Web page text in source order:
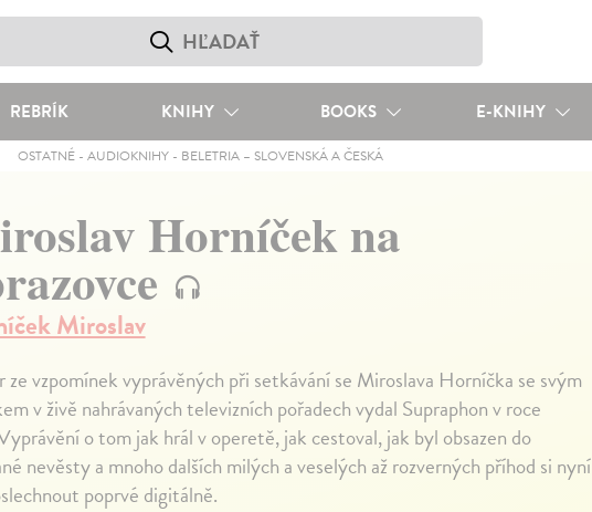
REBRÍK KNIHY BOOKS E-KNIHY
OSTATNÉ -AUDIOKNIHY - BELETRIA – SLOVENSKÁ A ČESKÁ
Horníček na
Miroslav
ze vzpomínek vyprávěných při setkávání se Miroslava Horníčka se svým
v živě nahrávaných televizních pořadech vydal Supraphon v roce
o tom jak hrál v operetě, jak cestoval, jak byl obsazen do
nevěsty a mnoho dalších milých a veselých až rozverných příhod si nyní
poprvé digitálně.